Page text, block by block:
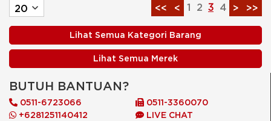
<< < 1 2 3 4 > >>
Lihat Semua Kategori Barang
Lihat Semua Merek
BUTUH BANTUAN?
0511-6723066
0511-3360070
+6281251140412
LIVE CHAT